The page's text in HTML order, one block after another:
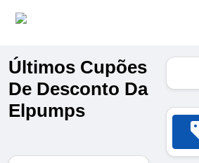
Últimos Cupões
De Desconto Da
Elpumps